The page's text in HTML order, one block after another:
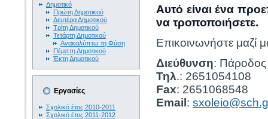
Δημοτικό
Πρώτη Δημοτικού
Δευτέρα Δημοτικού
Τρίτη Δημοτικού
Τετάρτη Δημοτικού
Ανακαλύπτω τη Φύση
Πέμπτη Δημοτικού
Έκτη Δημοτικού
Εργασίες
Σχολικό έτος 2010-2011
Σχολικό έτος 2011-2012
Αυτό είναι ένα
να τροποποιήσετε.
Επικοινωνήστε μαζί
Διεύθυνση: Πάροδος
Τηλ.: 2651054108
Fax: 2651068548
Email :